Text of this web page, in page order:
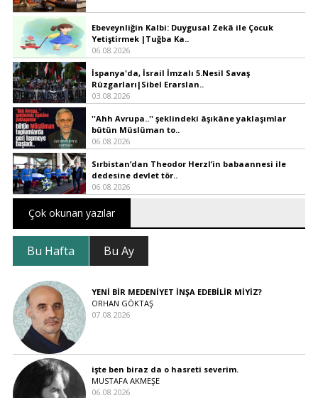
Ebeveynliğin Kalbi: Duygusal Zekâ ile Çocuk
Yetiştirmek |Tuğba Ka..
06.08.2026
İspanya'da, İsrail İmzalı 5.Nesil Savaş
Rüzgarları|Sibel Erarslan..
03.08.2026
''Ahh Avrupa..'' şeklindeki âşıkâne yaklaşımlar
bütün Müslüman to..
06.08.2026
Sırbistan’dan Theodor Herzl’in babaannesi ile
dedesine devlet tör..
06.08.2026
Çok okunan yazılar
Bu Hafta Bu Ay
YENİ BİR MEDENİYET İNŞA EDEBİLİR MİYİZ?
ORHAN GÖKTAŞ
07.08.2026
işte ben biraz da o hasreti severim.
MUSTAFA AKMEŞE
06.08.2026